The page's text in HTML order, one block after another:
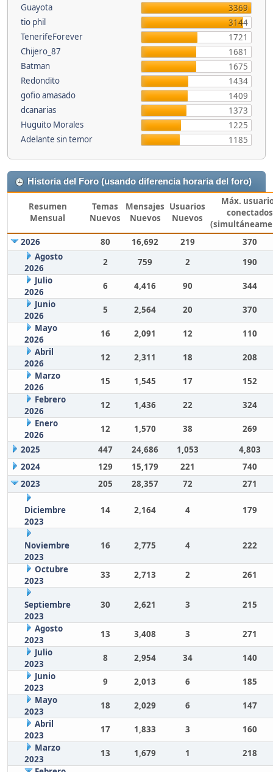
Guayota
3369
tio phil
3144
TenerifeForever
1721
Chijero_87
1681
Batman
1675
Redondito
1434
gofio amasado
1409
dcanarias
1373
Huguito Morales
1225
Adelante sin temor
1185
Historia del Foro (usando diferencia horaria del foro)
Resumen
Mensual
Temas
Nuevos
Mensajes
Nuevos
Usuarios
Nuevos
Máx.
conectados
2026
80 16,692 219
370
Agosto
2026
2 759 2
190
Julio
2026
6 4,416 90
344
Junio
2026
5 2,564 20
370
Mayo
2026
16 2,091 12
110
Abril
2026
12 2,311 18
208
Marzo
2026
15 1,545 17
152
Febrero
2026
12 1,436 22
324
Enero
2026
12 1,570 38
269
2025
447 24,686 1,053
4,803
2024
129 15,179 221
740
2023
205 28,357 72 271
Diciembre
2023
14 2,164 4 179
Noviembre
2023
16 2,775 4 222
Octubre
2023
33 2,713 2 261
Septiembre
2023
30 2,621 3 215
Agosto
2023
13 3,408 3
271
Julio
2023
8 2,954 34
140
Junio
2023
9 2,013 6
185
Mayo
2023
18 2,029 6
147
Abril
2023
17 1,833 3
160
Marzo
2023
13 1,679 1
218